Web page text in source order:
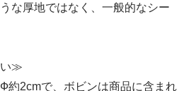
な厚地ではなく、一般的なシー
い≫
約2cmで、ボビンは商品に含まれ